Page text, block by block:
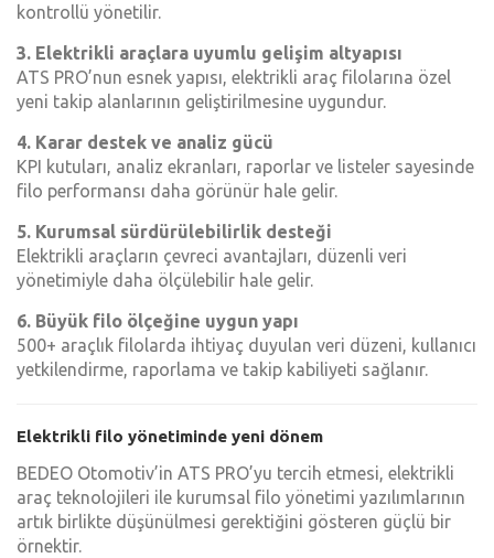
kontrollü yönetilir.
3. Elektrikli araçlara uyumlu gelişim altyapısı
ATS PRO’nun esnek yapısı, elektrikli araç filolarına özel
yeni takip alanlarının geliştirilmesine uygundur.
4. Karar destek ve analiz gücü
KPI kutuları, analiz ekranları, raporlar ve listeler sayesinde
filo performansı daha görünür hale gelir.
5. Kurumsal sürdürülebilirlik desteği
Elektrikli araçların çevreci avantajları, düzenli veri
yönetimiyle daha ölçülebilir hale gelir.
6. Büyük filo ölçeğine uygun yapı
500+ araçlık filolarda ihtiyaç duyulan veri düzeni, kullanıcı
yetkilendirme, raporlama ve takip kabiliyeti sağlanır.
Elektrikli filo yönetiminde yeni dönem
BEDEO Otomotiv’in ATS PRO’yu tercih etmesi, elektrikli
araç teknolojileri ile kurumsal filo yönetimi yazılımlarının
artık birlikte düşünülmesi gerektiğini gösteren güçlü bir
örnektir.